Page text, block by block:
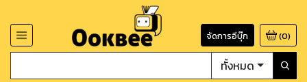
จัดการอีบุ๊ก (0)
ทั้งหมด